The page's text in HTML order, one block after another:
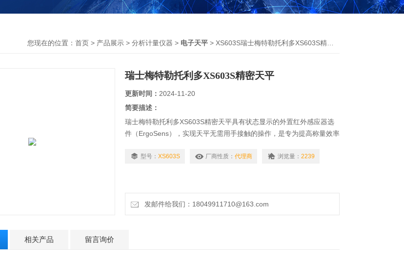
您现在的位置： 首页 > 产品展示 > 分析计量仪器 > 电子天平 > XS603S瑞士梅特勒托利多XS603S精密天平
瑞士梅特勒托利多XS603S精密天平
更新时间： 2024-11-20
简要描述：
瑞士梅特勒托利多XS603S精密天平具有状态显示的外置红外感应器选
件（ErgoSens），实现天平无需用手接触的操作，是专为提高称量效率
清洁，显示屏塑料保护罩，避免散落样品的腐蚀。
型号： XS603S 厂商性质： 代理商 浏览量： 2239
发邮件给我们：18049911710@163.com
相关产品 留言询价